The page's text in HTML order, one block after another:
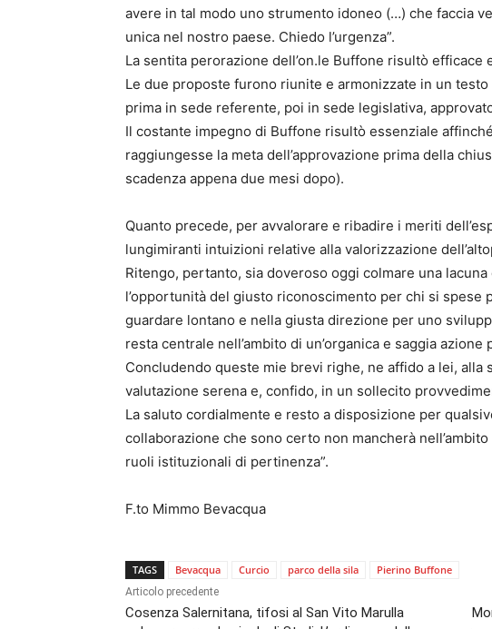
avere in tal modo uno strumento idoneo (…) che faccia
unica nel nostro paese. Chiedo l’urgenza”.
La sentita perorazione dell’on.le Buffone risultò efficace
Le due proposte furono riunite e armonizzate in un
prima in sede referente, poi in sede legislativa,
Il costante impegno di Buffone risultò essenziale
raggiungesse la meta dell’approvazione prima della
scadenza appena due mesi dopo).
Quanto precede, per avvalorare e ribadire i meriti
lungimiranti intuizioni relative alla valorizzazione
Ritengo, pertanto, sia doveroso oggi colmare una
l’opportunità del giusto riconoscimento per chi si spese
guardare lontano e nella giusta direzione per uno
resta centrale nell’ambito di un’organica e saggia
Concludendo queste mie brevi righe, ne affido a lei, alla
valutazione serena e, confido, in un sollecito
La saluto cordialmente e resto a disposizione per
collaborazione che sono certo non mancherà
ruoli istituzionali di pertinenza”.
F.to Mimmo Bevacqua
TAGS Bevacqua Curcio parco della sila Pierino Buffone
Articolo precedente
Cosenza Salernitana, tifosi al San Vito Marulla